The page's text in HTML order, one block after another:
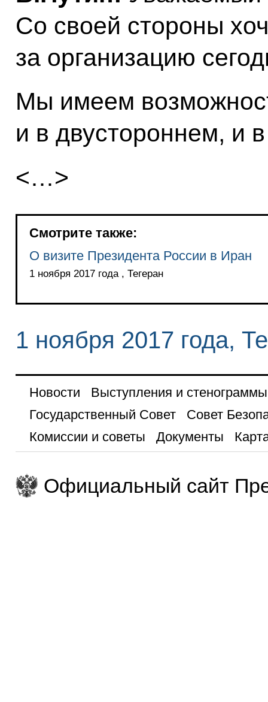
Со своей стороны
за организацию
Мы имеем
и в двустороннем, и
<…>
Смотрите также:
О визите Президента России в Иран
1 ноября 2017 года , Тегеран
1 ноября 2017 года,
Новости
Выступления и стенограммы
Государственный Совет
Совет
Комиссии и советы
Документы
Официальный сайт